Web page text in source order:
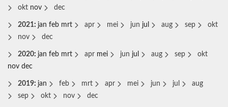
okt nov dec
2021: jan feb mrt apr mei jun jul aug sep
okt
nov
dec
2020: jan feb mrt apr mei jun jul aug sep
okt
nov dec
2019: jan feb mrt apr mei jun jul
aug
sep
okt nov dec